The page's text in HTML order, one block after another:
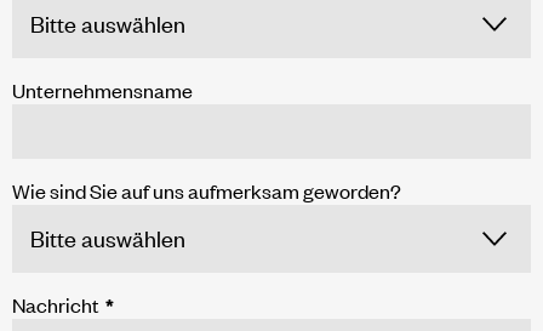
Unternehmensname
Wie sind Sie auf uns aufmerksam geworden?
Nachricht *